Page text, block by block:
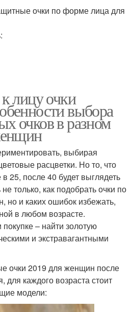
очки по форме лица для
лицу очки
выбора
очков в разном
выбирая
расцветки. Но то, что
25, после 40 будет выглядеть
только, как подобрать очки по
и каких ошибок избежать,
в любом возрасте.
– найти золотую
и экстравагантными
очки 2019 для женщин после
для каждого возраста стоит
модели: